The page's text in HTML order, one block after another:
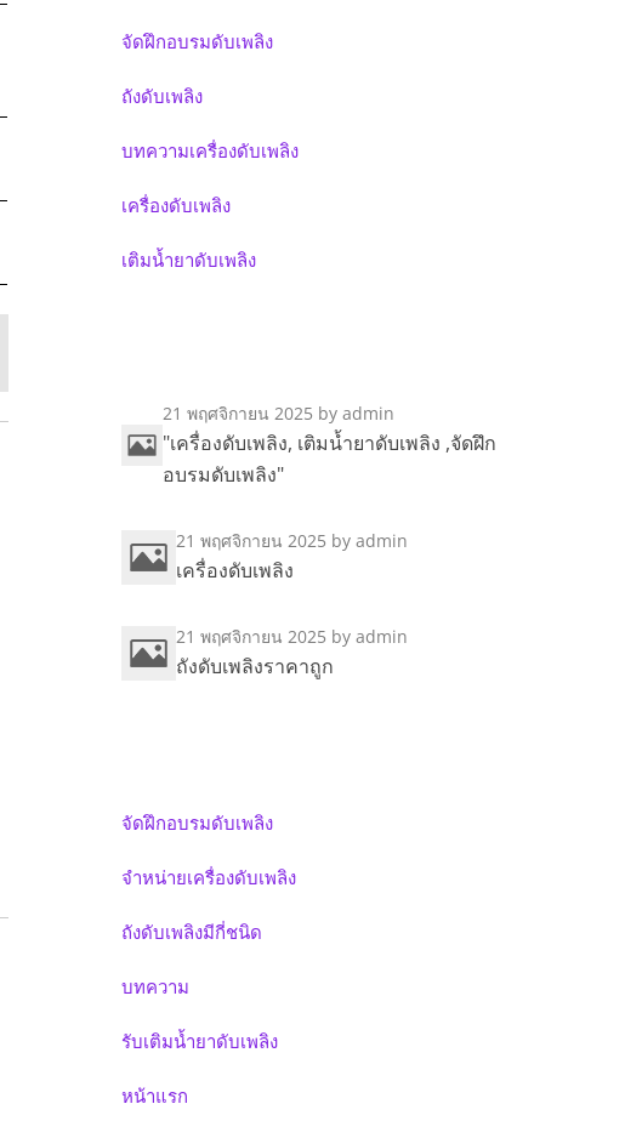
จัดฝึกอบรมดับเพลิง
ถังดับเพลิง
บทความเครื่องดับเพลิง
เครื่องดับเพลิง
เติมน้ำยาดับเพลิง
21 พฤศจิกายน 2025 by admin
"เครื่องดับเพลิง, เติมน้ำยาดับเพลิง ,จัดฝึก
อบรมดับเพลิง"
21 พฤศจิกายน 2025 by admin
เครื่องดับเพลิง
21 พฤศจิกายน 2025 by admin
ถังดับเพลิงราคาถูก
จัดฝึกอบรมดับเพลิง
จำหน่ายเครื่องดับเพลิง
ถังดับเพลิงมีกี่ชนิด
บทความ
รับเติมน้ำยาดับเพลิง
หน้าแรก